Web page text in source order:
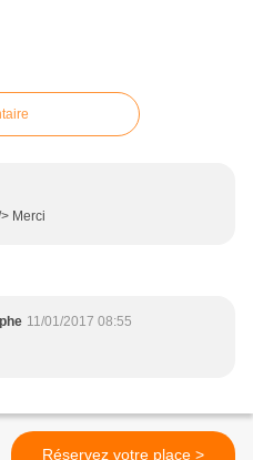
Merci
11/01/2017 08:55
Réservez votre place >